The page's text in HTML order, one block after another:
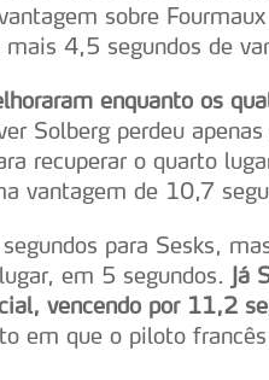
sobre
mais 4,5 segundos de
enquanto os
Solberg perdeu
recuperar o quarto
vantagem de 10,7
para Sesks,
em 5 segundos. Já
vencendo por 11,2
em que o piloto